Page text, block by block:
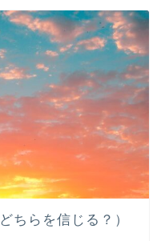
ちらを信じる？）